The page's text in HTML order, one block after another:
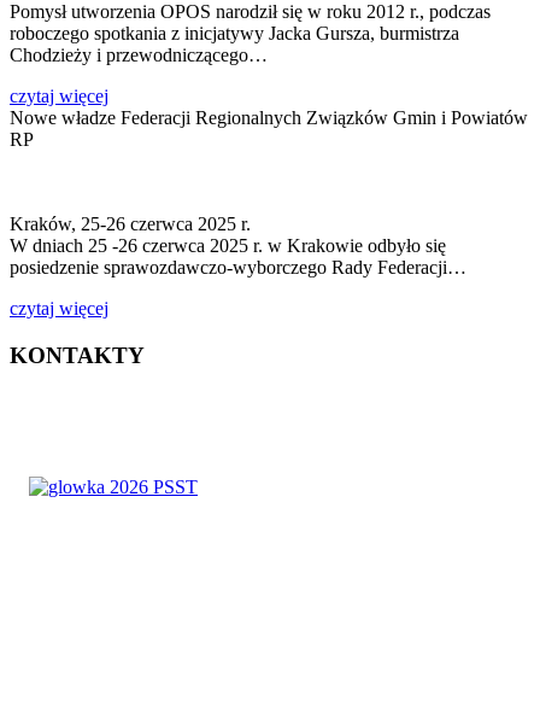
Pomysł utworzenia OPOS narodził się w roku 2012 r., podczas
roboczego spotkania z inicjatywy Jacka Gursza, burmistrza
Chodzieży i przewodniczącego…
czytaj więcej
Nowe władze Federacji Regionalnych Związków Gmin i Powiatów
RP
Kraków, 25-26 czerwca 2025 r.
W dniach 25 -26 czerwca 2025 r. w Krakowie odbyło się
posiedzenie sprawozdawczo-wyborczego Rady Federacji…
czytaj więcej
KONTAKTY